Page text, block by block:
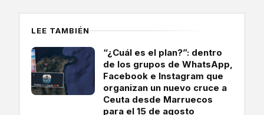
LEE TAMBIÉN
“¿Cuál es el plan?”: dentro
de los grupos de WhatsApp,
Facebook e Instagram que
organizan un nuevo cruce a
Ceuta desde Marruecos
para el 15 de agosto